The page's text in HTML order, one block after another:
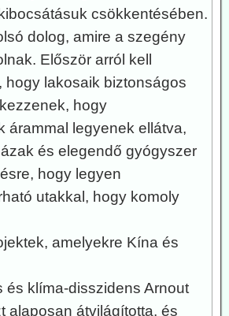
csökkentésében.
dolog, amire a szegény
Először arról kell
hogy lakosaik biztonságos
hogy
árammal legyenek ellátva,
és elegendő gyógyszer
hogy legyen
utakkal, hogy komoly
amelyekre Kína és
és klíma-disszidens Arnout
alaposan átvilágította, és